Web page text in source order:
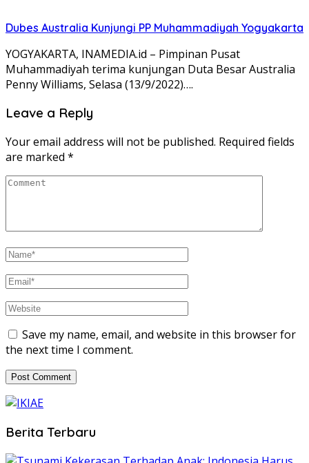
Dubes Australia Kunjungi PP Muhammadiyah Yogyakarta
YOGYAKARTA, INAMEDIA.id – Pimpinan Pusat
Muhammadiyah terima kunjungan Duta Besar Australia
Penny Williams, Selasa (13/9/2022)….
Leave a Reply
Your email address will not be published. Required fields
are marked *
Save my name, email, and website in this browser for
the next time I comment.
Berita Terbaru